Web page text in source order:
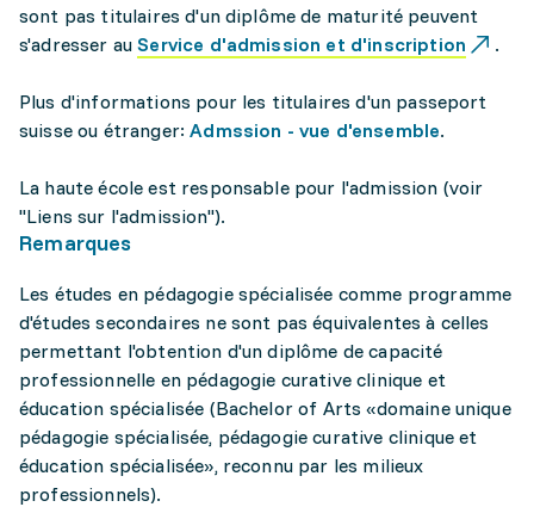
sont pas titulaires d'un diplôme de maturité peuvent
s'adresser auService d'admission et d'inscription .
Plus d'informations pour les titulaires d'un passeport
suisse ou étranger:Admssion - vue d'ensemble.
La haute école est responsable pour l'admission (voir
"Liens sur l'admission").
Remarques
Les études en pédagogie spécialisée comme programme
d'études secondaires ne sont pas équivalentes à celles
permettant l'obtention d'un diplôme de capacité
professionnelle en pédagogie curative clinique et
éducation spécialisée (Bachelor of Arts «domaine unique
pédagogie spécialisée, pédagogie curative clinique et
éducation spécialisée», reconnu par les milieux
professionnels).